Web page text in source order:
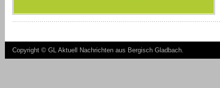
Copyright © GL Aktuell Nachrichten aus Bergisch Gladbach.